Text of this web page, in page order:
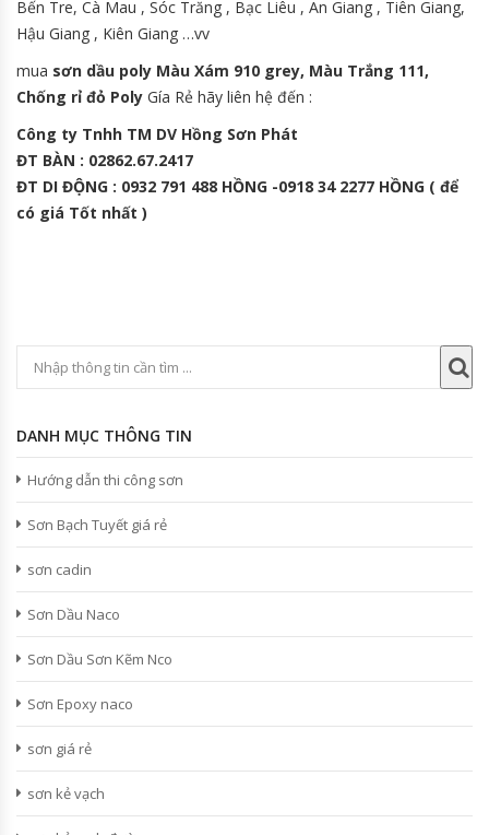
Bến Tre, Cà Mau , Sóc Trăng , Bạc Liêu , An Giang , Tiên Giang,
Hậu Giang , Kiên Giang …vv
mua sơn dầu poly Màu Xám 910 grey, Màu Trắng 111,
Chống rỉ đỏ Poly Gía Rẻ hãy liên hệ đến :
Công ty Tnhh TM DV Hồng Sơn Phát
ĐT BÀN : 02862.67.2417
ĐT DI ĐỘNG : 0932 791 488 HỒNG -0918 34 2277 HỒNG ( để
có giá Tốt nhất )
DANH MỤC THÔNG TIN
Hướng dẫn thi công sơn
Sơn Bạch Tuyết giá rẻ
sơn cadin
Sơn Dầu Naco
Sơn Dầu Sơn Kẽm Nco
Sơn Epoxy naco
sơn giá rẻ
sơn kẻ vạch